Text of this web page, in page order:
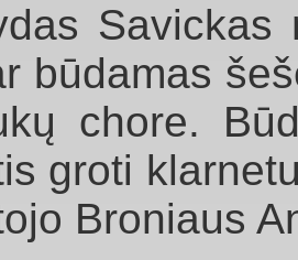
būdamas
chore.
groti
Broniaus